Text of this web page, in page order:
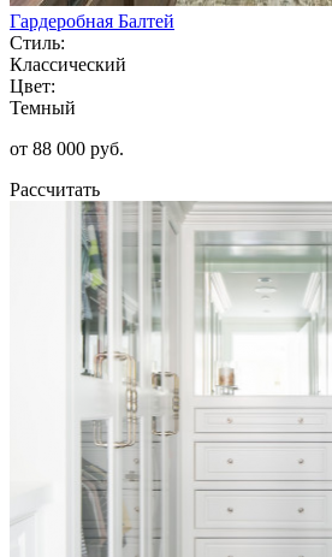
Гардеробная Балтей
Стиль:
Классический
Цвет:
Темный
от 88 000 руб.
Рассчитать